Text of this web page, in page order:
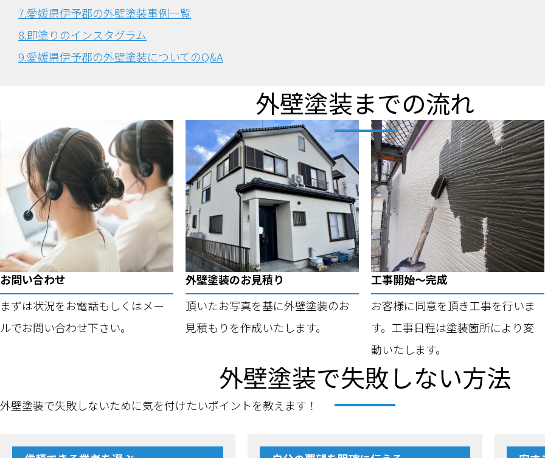
7.愛媛県伊予郡の外壁塗装事例一覧
8.即塗りのインスタグラム
9.愛媛県伊予郡の外壁塗装についてのQ&A
外壁塗装までの流れ
お問い合わせ
まずは状況をお電話もしくはメー
ルでお問い合わせ下さい。
外壁塗装のお見積り
頂いたお写真を基に外壁塗装のお
見積もりを作成いたします。
工事開始～完成
お客様に同意を頂き工事を行いま
す。工事日程は塗装箇所により変
動いたします。
外壁塗装で失敗しない方法
外壁塗装で失敗しないために気を付けたいポイントを教えます！